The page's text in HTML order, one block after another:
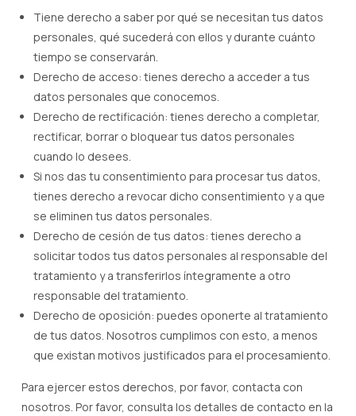
Tiene derecho a saber por qué se necesitan tus datos
personales, qué sucederá con ellos y durante cuánto
tiempo se conservarán.
Derecho de acceso: tienes derecho a acceder a tus
datos personales que conocemos.
Derecho de rectificación: tienes derecho a completar,
rectificar, borrar o bloquear tus datos personales
cuando lo desees.
Si nos das tu consentimiento para procesar tus datos,
tienes derecho a revocar dicho consentimiento y a que
se eliminen tus datos personales.
Derecho de cesión de tus datos: tienes derecho a
solicitar todos tus datos personales al responsable del
tratamiento y a transferirlos íntegramente a otro
responsable del tratamiento.
Derecho de oposición: puedes oponerte al tratamiento
de tus datos. Nosotros cumplimos con esto, a menos
que existan motivos justificados para el procesamiento.
Para ejercer estos derechos, por favor, contacta con
nosotros. Por favor, consulta los detalles de contacto en la